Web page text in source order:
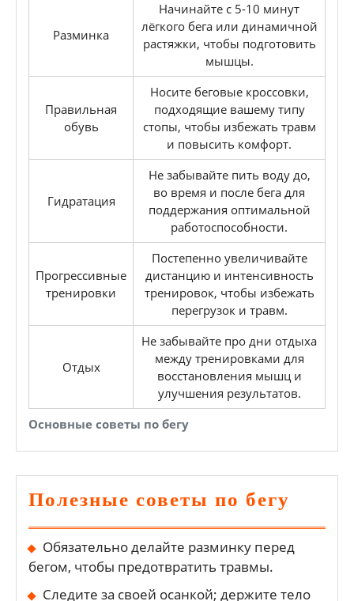
Основные советы по бегу
Разминка
Начинайте с 5-10 минут
лёгкого бега или динамичной
растяжки, чтобы подготовить
мышцы.
Правильная
обувь
Носите беговые кроссовки,
подходящие вашему типу
стопы, чтобы избежать травм
и повысить комфорт.
Гидратация
Не забывайте пить воду до,
во время и после бега для
поддержания оптимальной
работоспособности.
Прогрессивные
тренировки
Постепенно увеличивайте
дистанцию и интенсивность
тренировок, чтобы избежать
перегрузок и травм.
Отдых
Не забывайте про дни отдыха
между тренировками для
восстановления мышц и
улучшения результатов.
Полезные советы по бегу
Обязательно делайте разминку перед
бегом, чтобы предотвратить травмы.
Следите за своей осанкой; держите тело